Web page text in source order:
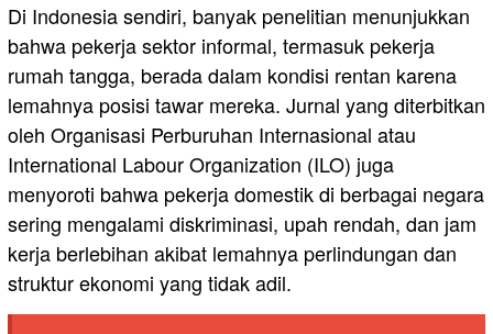
Di Indonesia sendiri, banyak penelitian menunjukkan
bahwa pekerja sektor informal, termasuk pekerja
rumah tangga, berada dalam kondisi rentan karena
lemahnya posisi tawar mereka. Jurnal yang diterbitkan
oleh Organisasi Perburuhan Internasional atau
International Labour Organization (ILO) juga
menyoroti bahwa pekerja domestik di berbagai negara
sering mengalami diskriminasi, upah rendah, dan jam
kerja berlebihan akibat lemahnya perlindungan dan
struktur ekonomi yang tidak adil.